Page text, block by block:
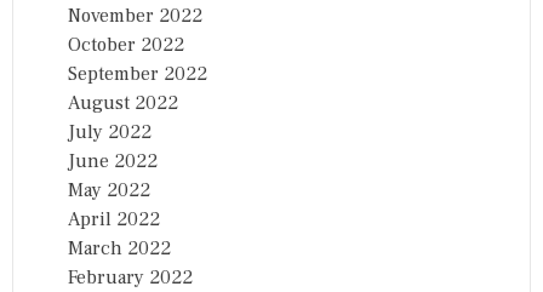
November 2022
October 2022
September 2022
August 2022
July 2022
June 2022
May 2022
April 2022
March 2022
February 2022